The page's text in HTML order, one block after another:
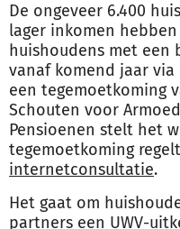
De ongeveer 6.400
lager inkomen
huishoudens met een
vanaf komend jaar via
een tegemoetkoming
Schouten voor
Pensioenen stelt het
tegemoetkoming
internetconsultatie.
Het gaat om
partners een UWV-